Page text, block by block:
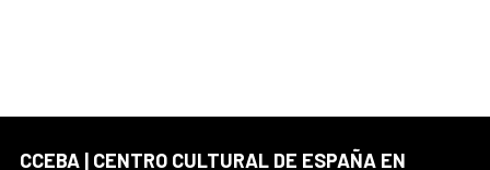
CCEBA | CENTRO CULTURAL DE ESPAÑA EN